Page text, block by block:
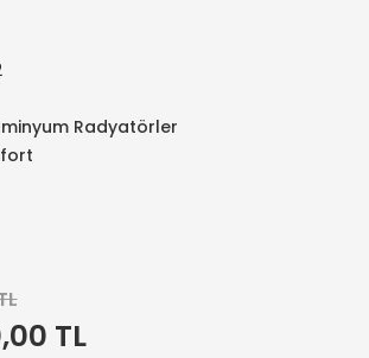
Radyatörler
TL